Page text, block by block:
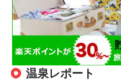
温泉レポート